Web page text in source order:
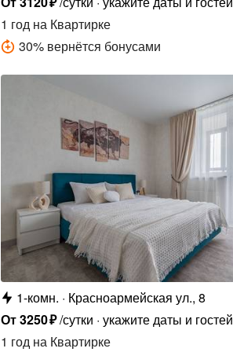
1 год на Квартирке
30% вернётся бонусами
1-комн.
Красноармейская ул., 8
От3250₽/сутки укажите даты и гостей
1 год на Квартирке